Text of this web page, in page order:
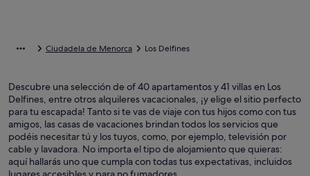
Ciudadela de Menorca Los Delfines
Descubre una selección de of 40 apartamentos y 41 villas en Los
Delfines, entre otros alquileres vacacionales, ¡y elige el sitio perfecto
para tu escapada! Tanto si te vas de viaje con tus hijos como con tus
amigos, las casas de vacaciones brindan todos los servicios que
podéis necesitar tú y los tuyos, como, por ejemplo, televisión por
cable y lavadora. No importa el tipo de alojamiento que quieras:
aquí hallarás uno que cumpla con todas tus expectativas, incluidos